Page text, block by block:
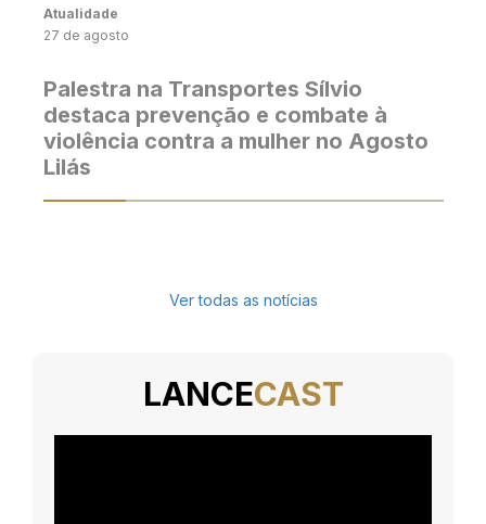
Atualidade
27 de agosto
Palestra na Transportes Sílvio
destaca prevenção e combate à
violência contra a mulher no Agosto
Lilás
Ver todas as notícias
LANCECAST